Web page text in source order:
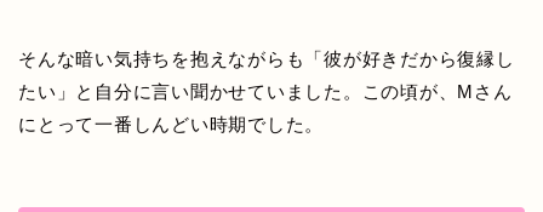
そんな暗い気持ちを抱えながらも「彼が好きだから復縁し
たい」と自分に言い聞かせていました。この頃が、Mさん
にとって一番しんどい時期でした。